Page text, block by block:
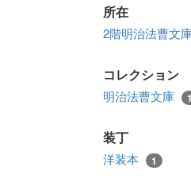
所在
2階明治法曹文
コレクション
明治法曹文庫 1
装丁
洋装本 1